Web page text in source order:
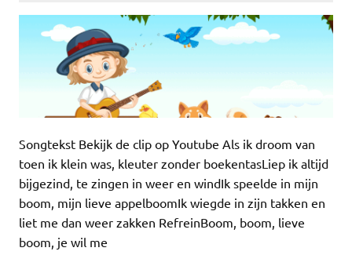
Songtekst Bekijk de clip op Youtube Als ik droom van
toen ik klein was, kleuter zonder boekentasLiep ik altijd
bijgezind, te zingen in weer en windIk speelde in mijn
boom, mijn lieve appelboomIk wiegde in zijn takken en
liet me dan weer zakken RefreinBoom, boom, lieve
boom, je wil me